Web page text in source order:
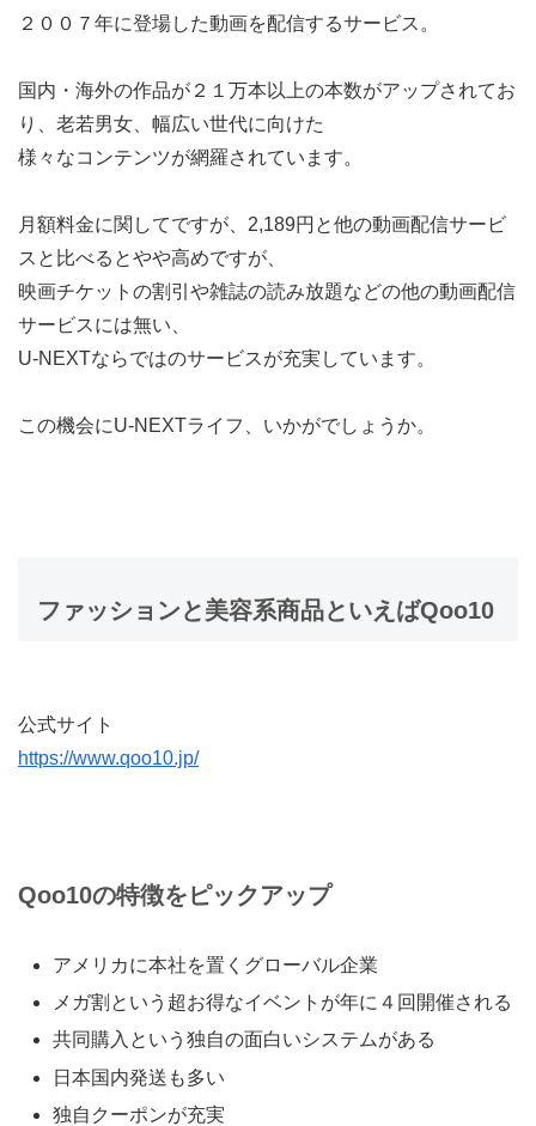
２００７年に登場した動画を配信するサービス。
国内・海外の作品が２１万本以上の本数がアップされてお
り、老若男女、幅広い世代に向けた
様々なコンテンツが網羅されています。
月額料金に関してですが、2,189円と他の動画配信サービ
スと比べるとやや高めですが、
映画チケットの割引や雑誌の読み放題などの他の動画配信
サービスには無い、
U-NEXTならではのサービスが充実しています。
この機会にU-NEXTライフ、いかがでしょうか。
ファッションと美容系商品といえばQoo10
公式サイト
https://www.qoo10.jp/
Qoo10の特徴をピックアップ
アメリカに本社を置くグローバル企業
メガ割という超お得なイベントが年に４回開催される
共同購入という独自の面白いシステムがある
日本国内発送も多い
独自クーポンが充実